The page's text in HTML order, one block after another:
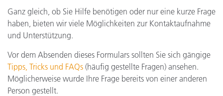
Ganz gleich, ob Sie Hilfe benötigen oder nur eine kurze Frage
haben, bieten wir viele Möglichkeiten zur Kontaktaufnahme
und Unterstützung.
Vor dem Absenden dieses Formulars sollten Sie sich gängige
Tipps, Tricks und FAQs (häufig gestellte Fragen) ansehen.
Möglicherweise wurde Ihre Frage bereits von einer anderen
Person gestellt.